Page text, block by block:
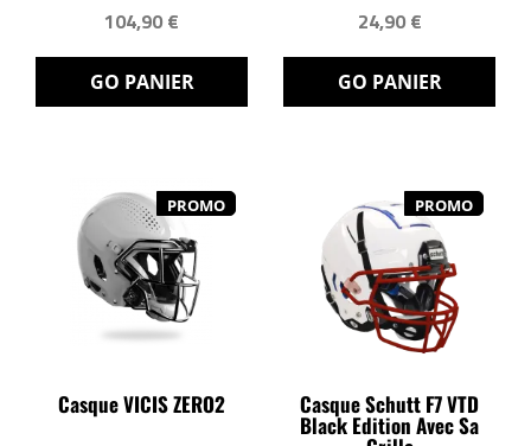
104,90 €
GO PANIER
24,90 €
GO PANIER
PROMO
Casque VICIS ZERO2
PROMO
Casque Schutt F7 VTD
Black Edition Avec Sa